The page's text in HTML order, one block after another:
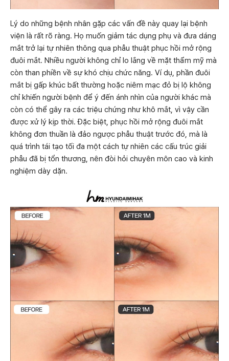
Lý do những bệnh nhân gặp các vấn đề này quay lại bệnh
viện là rất rõ ràng. Họ muốn giảm tác dụng phụ và đưa dáng
mắt trở lại tự nhiên thông qua phẫu thuật phục hồi mở rộng
đuôi mắt. Nhiều người không chỉ lo lắng về mặt thẩm mỹ mà
còn than phiền về sự khó chịu chức năng. Ví dụ, phần đuôi
mắt bị gấp khúc bất thường hoặc niêm mạc đỏ bị lộ không
chỉ khiến người bệnh để ý đến ánh nhìn của người khác mà
còn có thể gây ra các triệu chứng như khô mắt, vì vậy cần
được xử lý kịp thời. Đặc biệt, phục hồi mở rộng đuôi mắt
không đơn thuần là đảo ngược phẫu thuật trước đó, mà là
quá trình tái tạo tối đa một cách tự nhiên các cấu trúc giải
phẫu đã bị tổn thương, nên đòi hỏi chuyên môn cao và kinh
nghiệm dày dặn.